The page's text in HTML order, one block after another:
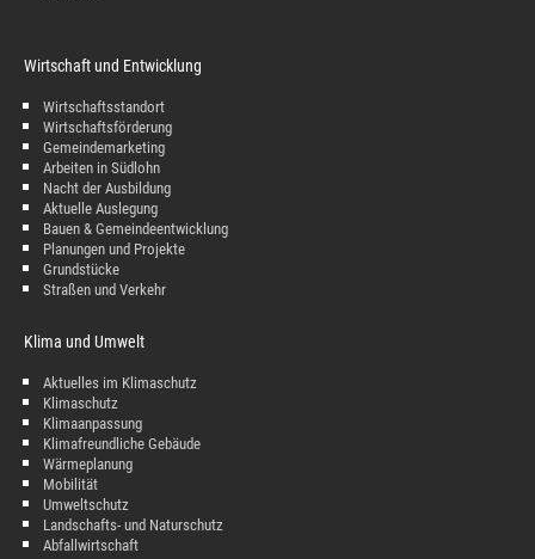
Wirtschaft und Entwicklung
Wirtschaftsstandort
Wirtschaftsförderung
Gemeindemarketing
Arbeiten in Südlohn
Nacht der Ausbildung
Aktuelle Auslegung
Bauen & Gemeindeentwicklung
Planungen und Projekte
Grundstücke
Straßen und Verkehr
Klima und Umwelt
Aktuelles im Klimaschutz
Klimaschutz
Klimaanpassung
Klimafreundliche Gebäude
Wärmeplanung
Mobilität
Umweltschutz
Landschafts- und Naturschutz
Abfallwirtschaft